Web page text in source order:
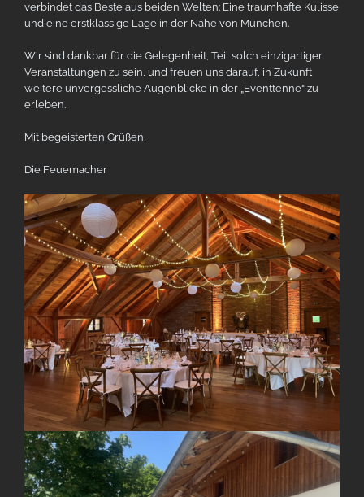
verbindet das Beste aus beiden Welten: Eine traumhafte Kulisse
und eine erstklassige Lage in der Nähe von München.
Wir sind dankbar für die Gelegenheit, Teil solch einzigartiger
Veranstaltungen zu sein, und freuen uns darauf, in Zukunft
weitere unvergessliche Augenblicke in der „Eventtenne“ zu
erleben.
Mit begeisterten Grüßen,
Die Feuemacher